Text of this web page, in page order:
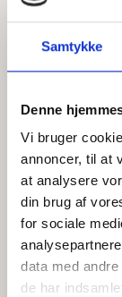
Samtykke
Denne
Vi bruger
annoncer, til at
at analysere
din brug af
for sociale
data med
de har
Efternavn
Jeg
henhold til